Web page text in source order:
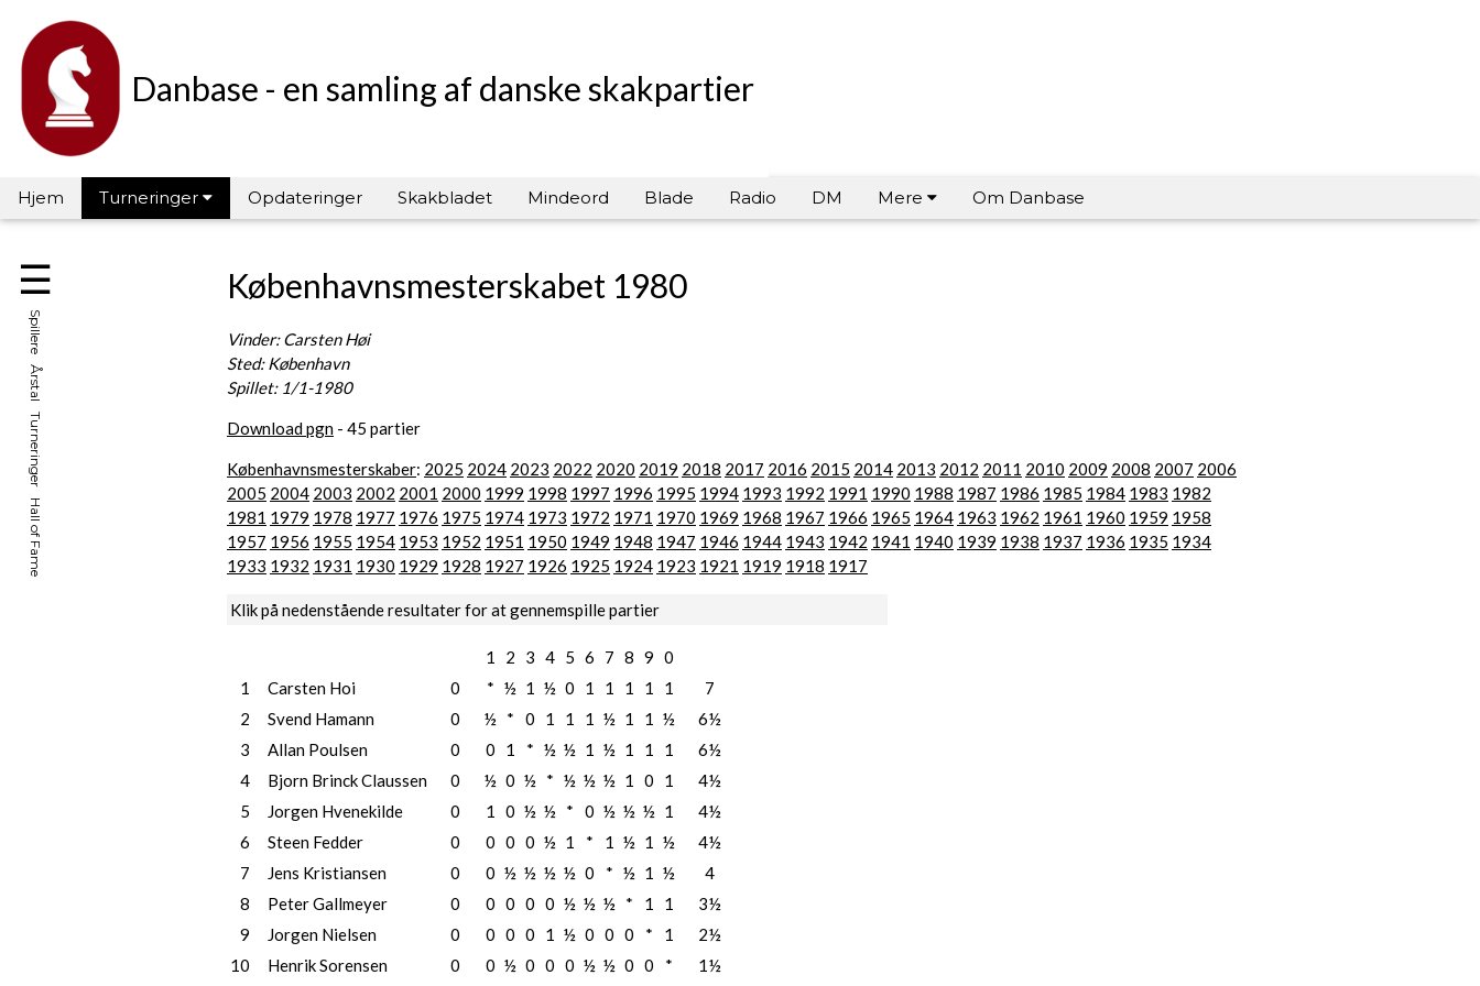
Danbase - en samling af danske skakpartier
Hjem Turneringer Opdateringer Skakbladet Mindeord Blade Radio DM Mere Om Danbase
☰
Spillere Årstal Turneringer Hall of Fame
Københavnsmesterskabet 1980
Vinder: Carsten Høi
Sted: København
Spillet: 1/1-1980
Download pgn - 45 partier
Københavnsmesterskaber: 2025 2024 2023 2022 2020 2019 2018 2017 2016 2015 2014 2013 2012 2011 2010 2009 2008 2007 2006
2005 2004 2003 2002 2001 2000 1999 1998 1997 1996 1995 1994 1993 1992 1991 1990 1988 1987 1986 1985 1984 1983 1982
1981 1979 1978 1977 1976 1975 1974 1973 1972 1971 1970 1969 1968 1967 1966 1965 1964 1963 1962 1961 1960 1959 1958
1957 1956 1955 1954 1953 1952 1951 1950 1949 1948 1947 1946 1944 1943 1942 1941 1940 1939 1938 1937 1936 1935 1934
1933 1932 1931 1930 1929 1928 1927 1926 1925 1924 1923 1921 1919 1918 1917
Klik på nedenstående resultater for at gennemspille partier
1 2 3 4 5 6 7 8 9 0
1
Carsten Hoi 0 * ½ 1 ½ 0 1 1 1 1 1
7
2
Svend Hamann 0 ½ * 0 1 1 1 ½ 1 1 ½
6½
3
Allan Poulsen 0 0 1 * ½ ½ 1 ½ 1 1 1
6½
4
Bjorn Brinck Claussen 0 ½ 0 ½ * ½ ½ ½ 1 0 1
4½
5
Jorgen Hvenekilde 0 1 0 ½ ½ * 0 ½ ½ ½ 1
4½
6
Steen Fedder 0 0 0 0 ½ 1 * 1 ½ 1 ½
4½
7
Jens Kristiansen 0 0 ½ ½ ½ ½ 0 * ½ 1 ½
4
8
Peter Gallmeyer 0 0 0 0 0 ½ ½ ½ * 1 1
3½
9
Jorgen Nielsen 0 0 0 0 1 ½ 0 0 0 * 1
2½
10
Henrik Sorensen 0 0 ½ 0 0 0 ½ ½ 0 0 * 1½